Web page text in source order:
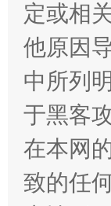
全民健身
定或相
他原因
中所列
于黑客
在本网
致的任